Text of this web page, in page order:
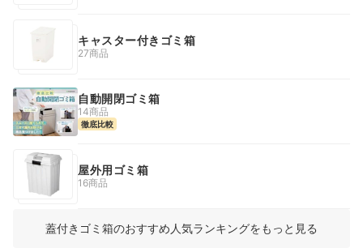
キャスター付きゴミ箱
27商品
自動開閉ゴミ箱
14商品
徹底比較
屋外用ゴミ箱
16商品
蓋付きゴミ箱のおすすめ人気ランキングをもっと見る